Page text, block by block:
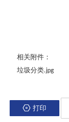
相关附件：
垃圾分类.jpg
打印